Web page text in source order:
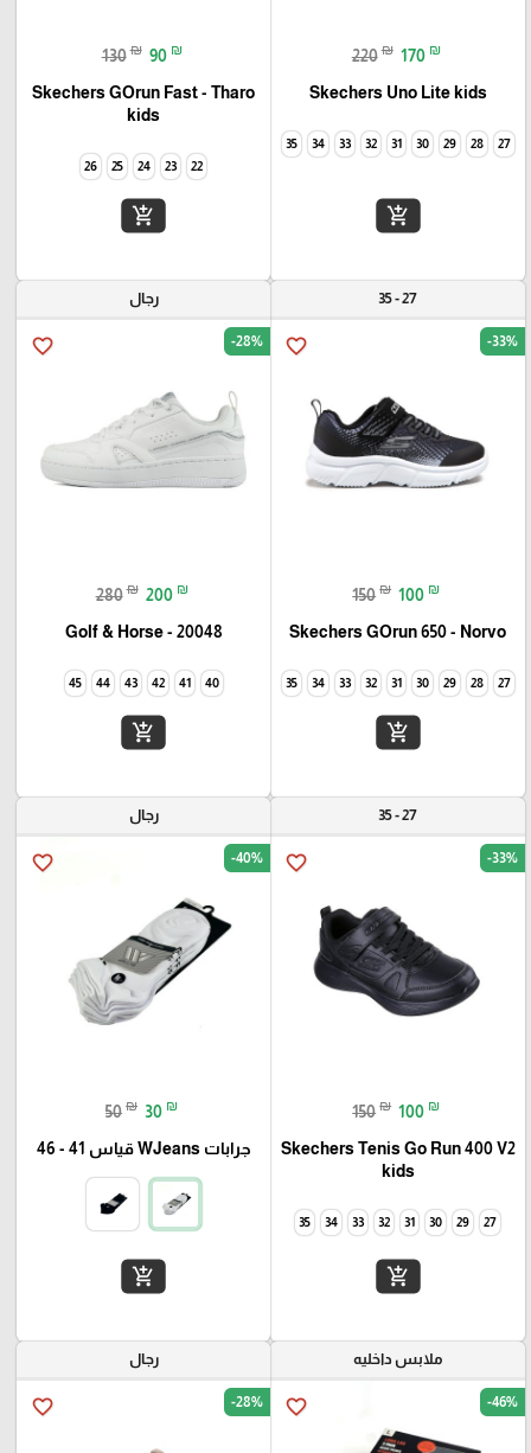
220 ₪ 170 ₪
Skechers Uno Lite kids
27
28
29
30
31
32
33
34
35
add_shopping_cart
130 ₪ 90 ₪
Skechers GOrun Fast - Tharo
kids
22
23
24
25
26
add_shopping_cart
27 - 35
favorite_border -33%
150 ₪ 100 ₪
Skechers GOrun 650 - Norvo
27
28
29
30
31
32
33
34
35
add_shopping_cart
رجال
favorite_border -28%
280 ₪ 200 ₪
Golf & Horse - 20048
40
41
42
43
44
45
add_shopping_cart
27 - 35
favorite_border -33%
150 ₪ 100 ₪
Skechers Tenis Go Run 400 V2
kids
27
29
30
31
32
33
34
35
add_shopping_cart
رجال
favorite_border -40%
50 ₪ 30 ₪
جرابات WJeans قياس 41 - 46
add_shopping_cart
ملابس داخليه
favorite_border -46%
رجال
favorite_border -28%